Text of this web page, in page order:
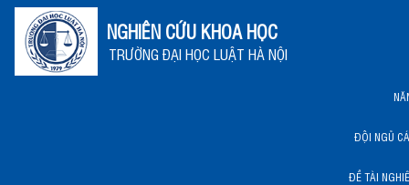
NGHIÊN CỨU KHOA HỌC
TRƯỜNG ĐẠI HỌC LUẬT HÀ NỘI
ĐỘI NGŨ
ĐỀ TÀI